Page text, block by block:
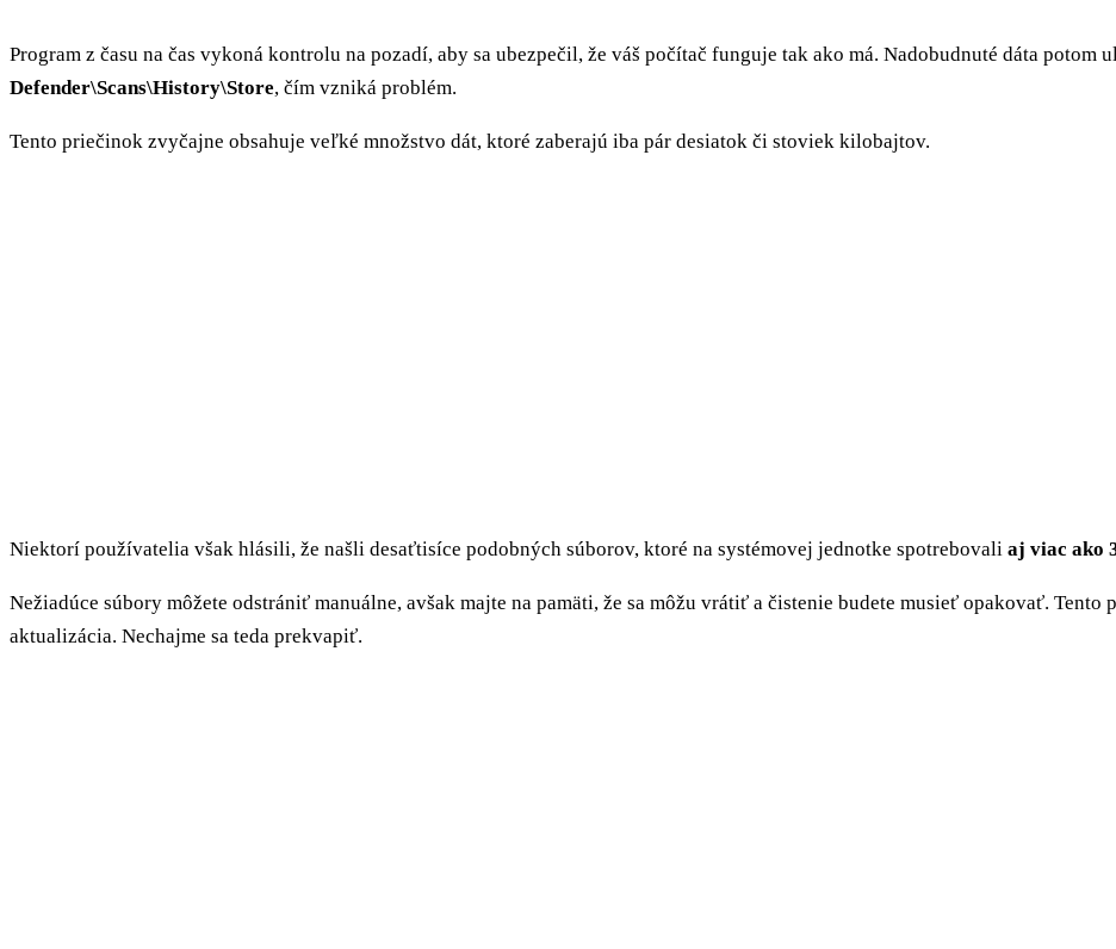
Program z času na čas vykoná kontrolu na pozadí, aby sa ubezpečil, že váš počítač funguje tak ako má. Nadobudnuté dáta potom
Defender\Scans\History\Store, čím vzniká problém.
Tento priečinok zvyčajne obsahuje veľké množstvo dát, ktoré zaberajú iba pár desiatok či stoviek kilobajtov.
Niektorí používatelia však hlásili, že našli desaťtisíce podobných súborov, ktoré na systémovej jednotke spotrebovali aj viac ako
Nežiadúce súbory môžete odstrániť manuálne, avšak majte na pamäti, že sa môžu vrátiť a čistenie budete musieť opakovať.
aktualizácia. Nechajme sa teda prekvapiť.